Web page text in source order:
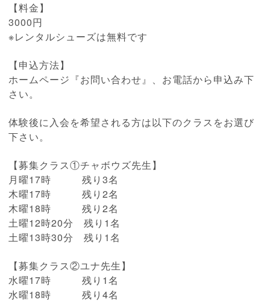
【料金】
3000円
※レンタルシューズは無料です
【申込方法】
ホームページ『お問い合わせ』、お電話から申込み下
さい。
体験後に入会を希望される方は以下のクラスをお選び
下さい。
【募集クラス①チャボウズ先生】
月曜17時 残り3名
木曜17時 残り2名
木曜18時 残り2名
土曜12時20分 残り1名
土曜13時30分 残り1名
【募集クラス②ユナ先生】
水曜17時 残り1名
水曜18時 残り4名